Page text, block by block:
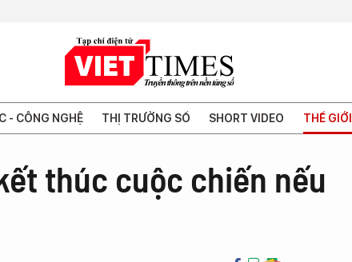
- CÔNG NGHỆ THỊ TRƯỜNG SỐ SHORT VIDEO THẾ GIỚI
thúc cuộc chiến nếu